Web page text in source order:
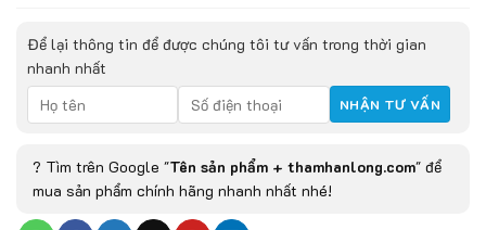
Để lại thông tin để được chúng tôi tư vấn trong thời gian
nhanh nhất
? Tìm trên Google "Tên sản phẩm + thamhanlong.com" để
mua sản phẩm chính hãng nhanh nhất nhé!